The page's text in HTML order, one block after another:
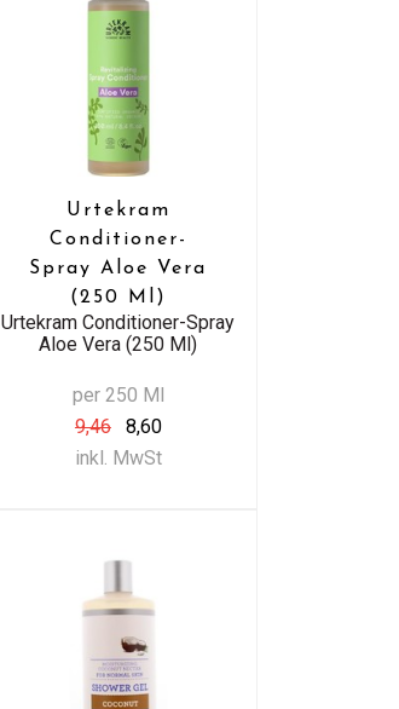
Urtekram
Conditioner-
Spray Aloe Vera
(250 Ml)
Urtekram Conditioner-Spray
Aloe Vera (250 Ml)
per 250 Ml
9,46
8,60
inkl. MwSt